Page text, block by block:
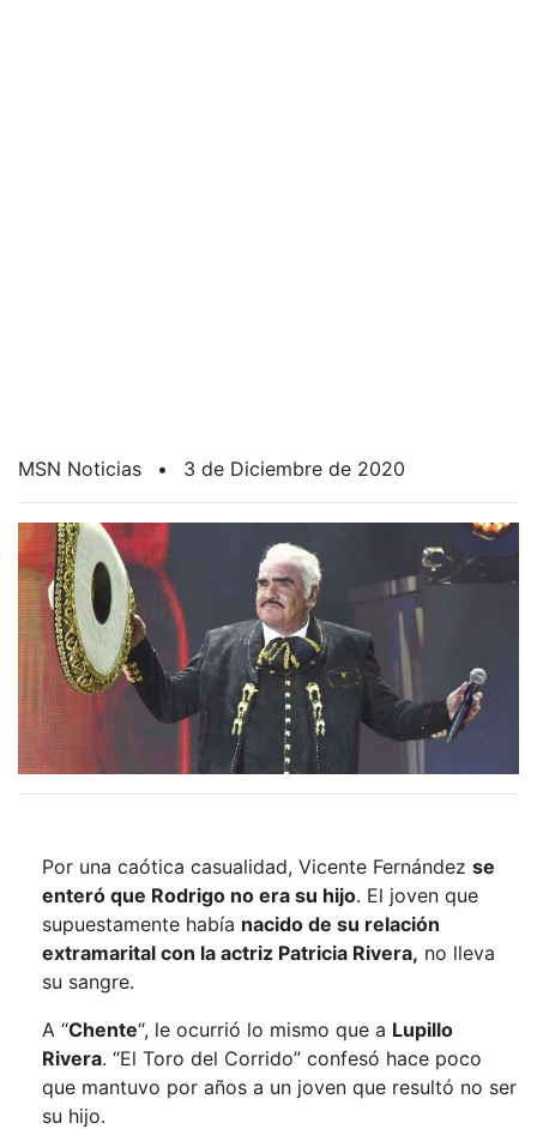
MSN Noticias • 3 de Diciembre de 2020
Por una caótica casualidad, Vicente Fernández se
enteró que Rodrigo no era su hijo. El joven que
supuestamente había nacido de su relación
extramarital con la actriz Patricia Rivera, no lleva
su sangre.
A “Chente“, le ocurrió lo mismo que a Lupillo
Rivera. “El Toro del Corrido” confesó hace poco
que mantuvo por años a un joven que resultó no ser
su hijo.